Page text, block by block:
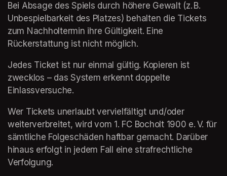
Bei Absage des Spiels durch höhere Gewalt (z. B.
Unbespielbarkeit des Platzes) behalten die Tickets
zum Nachholtermin ihre Gültigkeit. Eine
Rückerstattung ist nicht möglich.
Jedes Ticket ist nur einmal gültig. Kopieren ist
zwecklos – das System erkennt doppelte
Einlassversuche.
Wer Tickets unerlaubt vervielfältigt und/oder
weiterverbreitet, wird vom 1. FC Bocholt 1900 e. V. für
sämtliche Folgeschäden haftbar gemacht. Darüber
hinaus erfolgt in jedem Fall eine strafrechtliche
Verfolgung.